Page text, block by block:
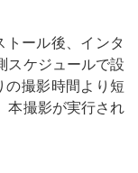
ール後、インタ
スケジュールで設
撮影時間より短
本撮影が実行され